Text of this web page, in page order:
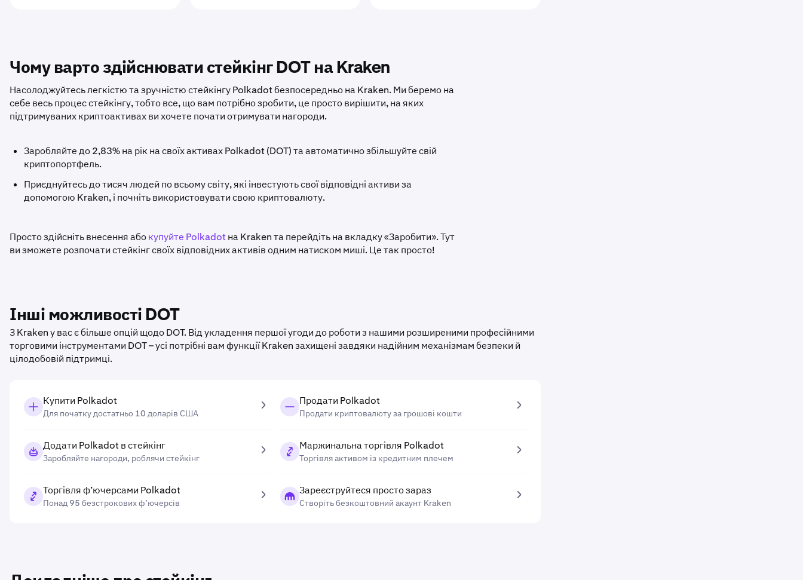
Чому варто здійснювати стейкінг DOT на Kraken
Насолоджуйтесь легкістю та зручністю стейкінгу Polkadot безпосередньо на Kraken. Ми беремо на
себе весь процес стейкінгу, тобто все, що вам потрібно зробити, це просто вирішити, на яких
підтримуваних криптоактивах ви хочете почати отримувати нагороди.
Заробляйте до 2,83% на рік на своїх активах Polkadot (DOT) та автоматично збільшуйте свій
криптопортфель.
Приєднуйтесь до тисяч людей по всьому світу, які інвестують свої відповідні активи за
допомогою Kraken, і почніть використовувати свою криптовалюту.
Просто здійсніть внесення абокупуйте Polkadotна Kraken та перейдіть на вкладку «Заробити». Тут
ви зможете розпочати стейкінг своїх відповідних активів одним натиском миші. Це так просто!
Інші можливості DOT
З Kraken у вас є більше опцій щодо DOT. Від укладення першої угоди до роботи з нашими розширеними професійними
торговими інструментами DOT – усі потрібні вам функції Kraken захищені завдяки надійним механізмам безпеки й
цілодобовій підтримці.
Купити Polkadot
Для початку достатньо 10 доларів США
Продати Polkadot
Продати криптовалюту за грошові кошти
Додати Polkadot в стейкінг
Заробляйте нагороди, роблячи стейкінг
Маржинальна торгівля Polkadot
Торгівля активом із кредитним плечем
Торгівля ф’ючерсами Polkadot
Понад 95 безстрокових ф’ючерсів
Зареєструйтеся просто зараз
Створіть безкоштовний акаунт Kraken